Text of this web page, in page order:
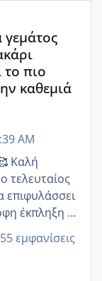
ανεμελιά
πιο
καθεμιά
AM
Καλή
τελευταίος
επιφυλάσσει
έκπληξη 🧿
εμφανίσεις